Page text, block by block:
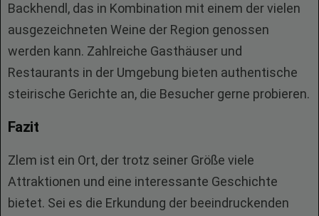
Backhendl, das in Kombination mit einem der vielen
ausgezeichneten Weine der Region genossen
werden kann. Zahlreiche Gasthäuser und
Restaurants in der Umgebung bieten authentische
steirische Gerichte an, die Besucher gerne probieren.
Fazit
Zlem ist ein Ort, der trotz seiner Größe viele
Attraktionen und eine interessante Geschichte
bietet. Sei es die Erkundung der beeindruckenden